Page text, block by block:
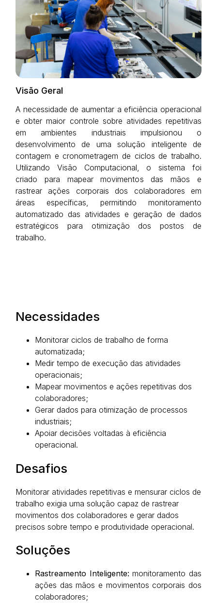
Visão Geral
A necessidade de aumentar a eficiência operacional
e obter maior controle sobre atividades repetitivas
em ambientes industriais impulsionou o
desenvolvimento de uma solução inteligente de
contagem e cronometragem de ciclos de trabalho.
Utilizando Visão Computacional, o sistema foi
criado para mapear movimentos das mãos e
rastrear ações corporais dos colaboradores em
áreas específicas, permitindo monitoramento
automatizado das atividades e geração de dados
estratégicos para otimização dos postos de
trabalho.
Necessidades
Monitorar ciclos de trabalho de forma
automatizada;
Medir tempo de execução das atividades
operacionais;
Mapear movimentos e ações repetitivas dos
colaboradores;
Gerar dados para otimização de processos
industriais;
Apoiar decisões voltadas à eficiência
operacional.
Desafios
Monitorar atividades repetitivas e mensurar ciclos de
trabalho exigia uma solução capaz de rastrear
movimentos dos colaboradores e gerar dados
precisos sobre tempo e produtividade operacional.
Soluções
Rastreamento Inteligente: monitoramento das
ações das mãos e movimentos corporais dos
colaboradores;